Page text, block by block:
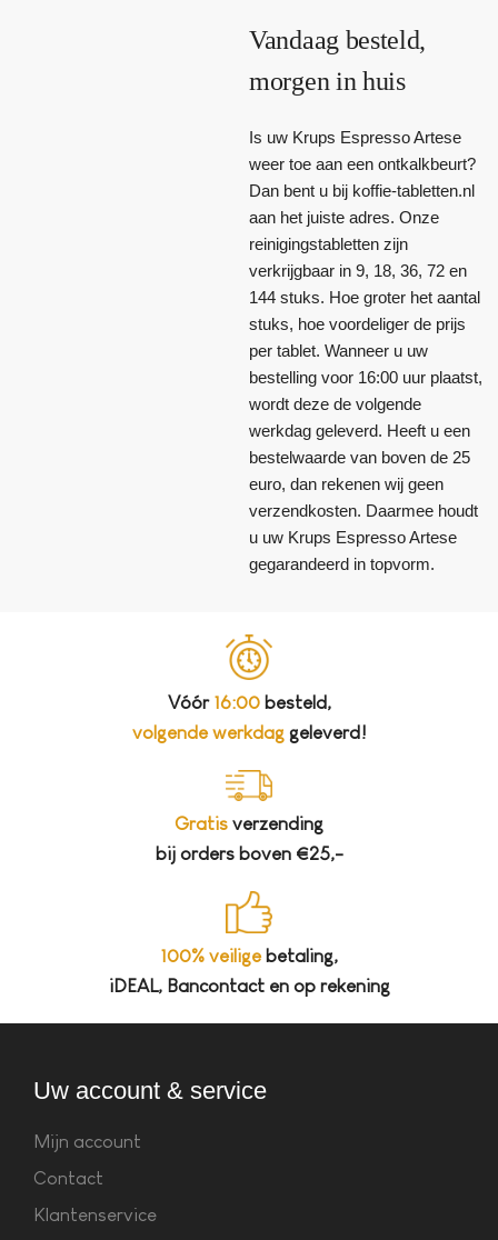
Vandaag besteld,
morgen in huis
Is uw Krups Espresso Artese
weer toe aan een ontkalkbeurt?
Dan bent u bij koffie-tabletten.nl
aan het juiste adres. Onze
reinigingstabletten zijn
verkrijgbaar in 9, 18, 36, 72 en
144 stuks. Hoe groter het aantal
stuks, hoe voordeliger de prijs
per tablet. Wanneer u uw
bestelling voor 16:00 uur plaatst,
wordt deze de volgende
werkdag geleverd. Heeft u een
bestelwaarde van boven de 25
euro, dan rekenen wij geen
verzendkosten. Daarmee houdt
u uw Krups Espresso Artese
gegarandeerd in topvorm.
Vóór 16:00besteld,
volgende werkdaggeleverd!
Gratis verzending
bij orders boven €25,-
100% veiligebetaling,
iDEAL, Bancontact en op rekening
Uw account & service
Mijn account
Contact
Klantenservice